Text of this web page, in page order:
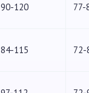
90-120 77-
84-115 72-